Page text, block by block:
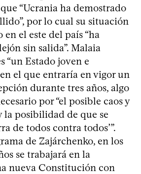
“Ucrania ha demostrado
por lo cual su situación
el este del país “ha
sin salida”. Malaia
“un Estado joven e
el que entraría en vigor un
durante tres años, algo
por “el posible caos y
la posibilidad de que se
de todos contra todos’”.
de Zajárchenko, en los
se trabajará en la
nueva Constitución con